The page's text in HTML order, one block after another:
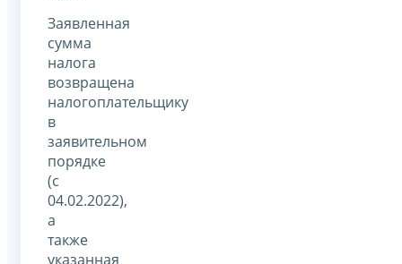
Заявленная
сумма
налога
возвращена
налогоплательщику
в
заявительном
порядке
(с
04.02.2022),
а
также
указанная